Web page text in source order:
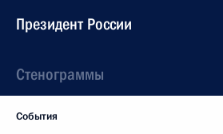
Президент России
Стенограммы
События